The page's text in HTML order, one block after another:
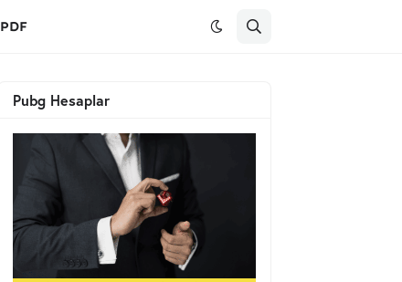
PDF
Pubg Hesaplar